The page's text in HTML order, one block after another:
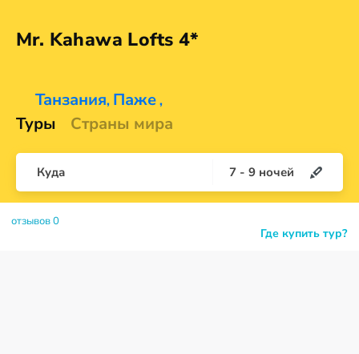
Mr. Kahawa Lofts 4*
Танзания, Паже ,
Туры Страны мира
Куда 7 - 9 ночей
Где купить тур?
отзывов 0